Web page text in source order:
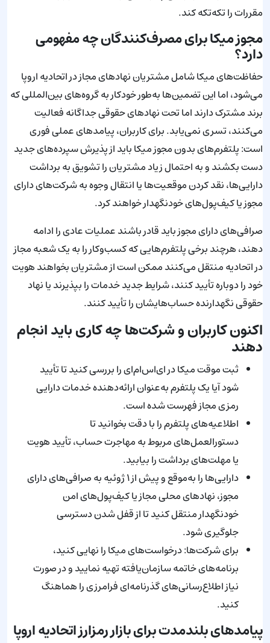
مقررات را تکه‌تکه کند.
مجوز میکا برای مصرف‌کنندگان چه مفهومی
دارد؟
حفاظت‌های میکا شامل مشتریان نهادهای مجاز در اتحادیه اروپا
می‌شود، اما این تضمین‌ها به‌طور خودکار به گروه‌های بین‌المللی که
برند مشترک دارند اما تحت نهادهای حقوقی جداگانه فعالیت
می‌کنند، تسری نمی‌یابد. برای کاربران، پیامدهای عملی فوری
است: پلتفرم‌های بدون مجوز میکا باید از پذیرش سپرده‌های جدید
دست بکشند و به احتمال زیاد مشتریان را تشویق به برداشت
دارایی‌ها، نقد کردن موقعیت‌ها یا انتقال وجوه به شرکت‌های دارای
مجوز یا کیف‌پول‌های خودنگهدار خواهند کرد.
صرافی‌های دارای مجوز باید قادر باشند عملیات عادی را ادامه
دهند، هرچند برخی پلتفرم‌هایی که کسب‌وکار را به یک شعبه مجاز
در اتحادیه منتقل می‌کنند ممکن است از مشتریان بخواهند هویت
خود را دوباره تأیید کنند، شرایط جدید خدمات را بپذیرند یا نهاد
حقوقی نگهدارنده حساب‌هایشان را تأیید کنند.
اکنون کاربران و شرکت‌ها چه کاری باید انجام
دهند
ثبت موقت میکا در ای‌اس‌ام‌ای را بررسی کنید تا تأیید
شود آیا یک پلتفرم به‌عنوان ارائه‌دهنده خدمات دارایی
رمزی مجاز فهرست شده است.
اطلاعیه‌های پلتفرم را با دقت بخوانید تا
دستورالعمل‌های مربوط به مهاجرت حساب، تأیید هویت
یا مهلت‌های برداشت را بیابید.
دارایی‌ها را به‌موقع و پیش از ۱ ژوئیه به صرافی‌های دارای
مجوز، نهادهای محلی مجاز یا کیف‌پول‌های امن
خودنگهدار منتقل کنید تا از قفل شدن دسترسی
جلوگیری شود.
برای شرکت‌ها: درخواست‌های میکا را نهایی کنید،
برنامه‌های خاتمه سازمان‌یافته تهیه نمایید و در صورت
نیاز اطلاع‌رسانی‌های گذرنامه‌ای فرامرزی را هماهنگ
کنید.
پیامدهای بلندمدت برای بازار رمزارز اتحادیه اروپا